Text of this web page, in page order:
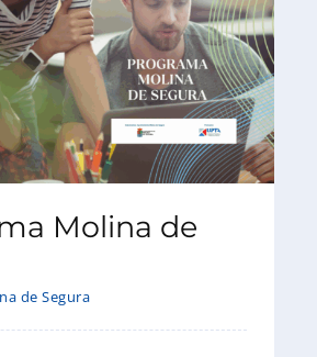
Molina de
de Segura